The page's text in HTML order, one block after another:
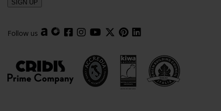
Follow us